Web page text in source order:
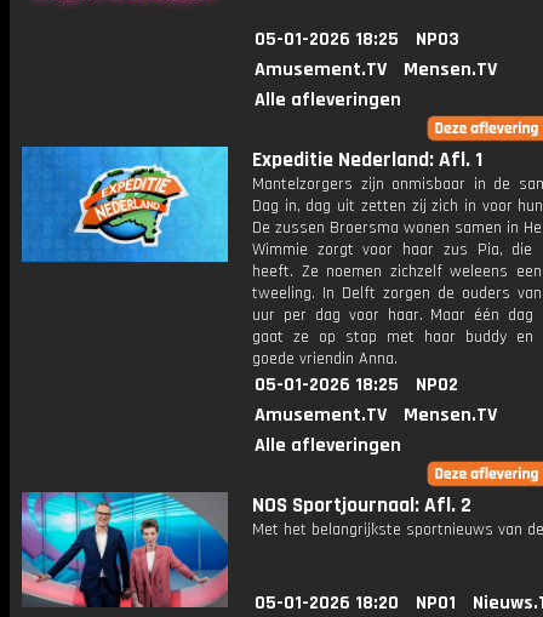
05-01-2026 18:25
NPO3
Amusement.TV
Mensen.TV
Alle afleveringen
Expeditie Nederland: Afl. 1
Mantelzorgers zijn onmisbaar in de
Dag in, dag uit zetten zij zich in voor
De zussen Broersma wonen samen in
Wimmie zorgt voor haar zus Pia, die
heeft. Ze noemen zichzelf weleens
tweeling. In Delft zorgen de ouders
uur per dag voor haar. Maar één dag
gaat ze op stap met haar buddy en
goede vriendin Anna.
05-01-2026 18:25
NPO2
Amusement.TV
Mensen.TV
Alle afleveringen
NOS Sportjournaal: Afl. 2
Met het belangrijkste sportnieuws van
05-01-2026 18:20 NPO1